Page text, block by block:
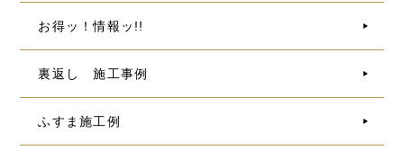
お得ッ！情報ッ!!
裏返し 施工事例
ふすま施工例